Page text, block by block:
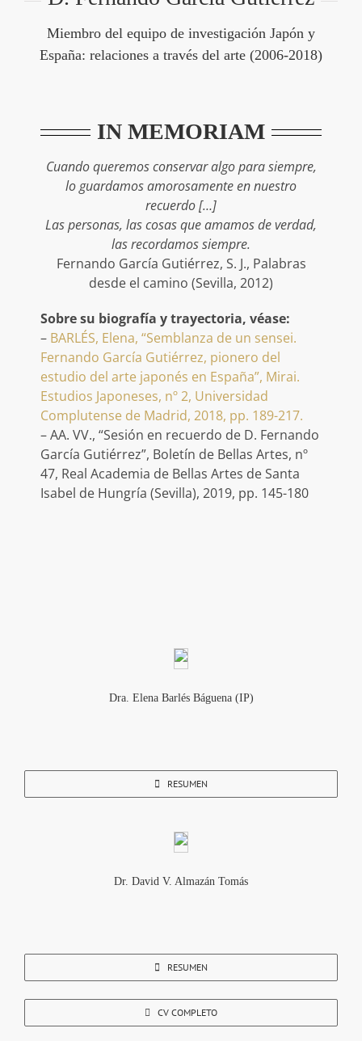
Miembro del equipo de investigación Japón y
España: relaciones a través del arte (2006-2018)
IN MEMORIAM
Cuando queremos conservar algo para siempre,
lo guardamos amorosamente en nuestro
recuerdo […]
Las personas, las cosas que amamos de verdad,
las recordamos siempre.
Fernando García Gutiérrez, S. J., Palabras
desde el camino (Sevilla, 2012)
Sobre su biografía y trayectoria, véase:
– BARLÉS, Elena, “Semblanza de un sensei.
Fernando García Gutiérrez, pionero del
estudio del arte japonés en España”, Mirai.
Estudios Japoneses, nº 2, Universidad
Complutense de Madrid, 2018, pp. 189-217.
– AA. VV., “Sesión en recuerdo de D. Fernando
García Gutiérrez”, Boletín de Bellas Artes, nº
47, Real Academia de Bellas Artes de Santa
Isabel de Hungría (Sevilla), 2019, pp. 145-180
Dra. Elena Barlés Báguena (IP)
RESUMEN
Dr. David V. Almazán Tomás
RESUMEN
CV COMPLETO